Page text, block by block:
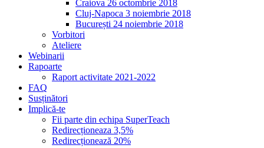
Craiova 26 octombrie 2018
Cluj-Napoca 3 noiembrie 2018
București 24 noiembrie 2018
Vorbitori
Ateliere
Webinarii
Rapoarte
Raport activitate 2021-2022
FAQ
Susținători
Implică-te
Fii parte din echipa SuperTeach
Redirecționeaza 3,5%
Redirecționează 20%